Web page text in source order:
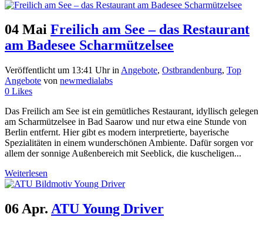
04 Mai Freilich am See – das Restaurant
am Badesee Scharmützelsee
Veröffentlicht um 13:41 Uhrin Angebote, Ostbrandenburg, Top
Angebote von newmedialabs
0 Likes
Das Freilich am See ist ein gemütliches Restaurant, idyllisch gelegen
am Scharmützelsee in Bad Saarow und nur etwa eine Stunde von
Berlin entfernt. Hier gibt es modern interpretierte, bayerische
Spezialitäten in einem wunderschönen Ambiente. Dafür sorgen vor
allem der sonnige Außenbereich mit Seeblick, die kuscheligen...
Weiterlesen
06 Apr. ATU Young Driver